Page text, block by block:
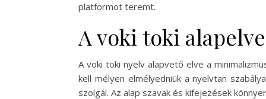
platformot teremt.
A voki toki
A voki toki nyelv alapvető elve a
kell mélyen elmélyedniük a nyelvtan
szolgál. Az alap szavak és kifejezések